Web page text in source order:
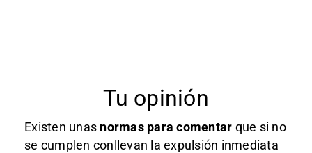
Tu opinión
Existen unas normas para comentar que si no
se cumplen conllevan la expulsión inmediata